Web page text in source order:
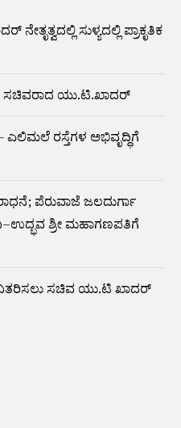
ಸುಳ್ಯದಲ್ಲಿ ಪ್ರಾಕೃತಿಕ
ಸಚಿವರಾದ ಯು.ಟಿ.ಖಾದರ್
ಎಲಿಮಲೆ ರಸ್ತೆಗಳ ಅಭಿವೃದ್ಧಿಗೆ
ಪೆರುವಾಜೆ ಜಲದುರ್ಗಾ
ಶ್ರೀ ಮಹಾಗಣಪತಿಗೆ
ವಿತರಿಸಲು ಸಚಿವ ಯು.ಟಿ ಖಾದರ್